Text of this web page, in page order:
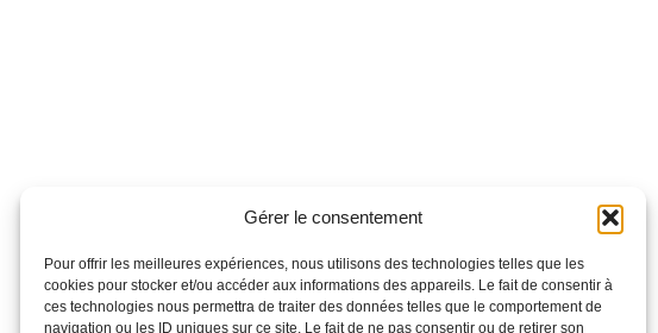
Gérer le consentement
Pour offrir les meilleures expériences, nous utilisons des technologies telles que les
cookies pour stocker et/ou accéder aux informations des appareils. Le fait de consentir à
ces technologies nous permettra de traiter des données telles que le comportement de
navigation ou les ID uniques sur ce site. Le fait de ne pas consentir ou de retirer son